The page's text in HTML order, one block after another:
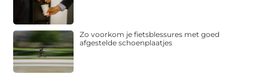
Zo voorkom je fietsblessures met goed
afgestelde schoenplaatjes